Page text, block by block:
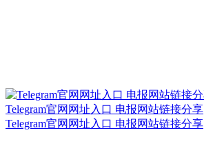
Telegram官网网址入口 电报网站链接分享
Telegram官网网址入口 电报网站链接分享